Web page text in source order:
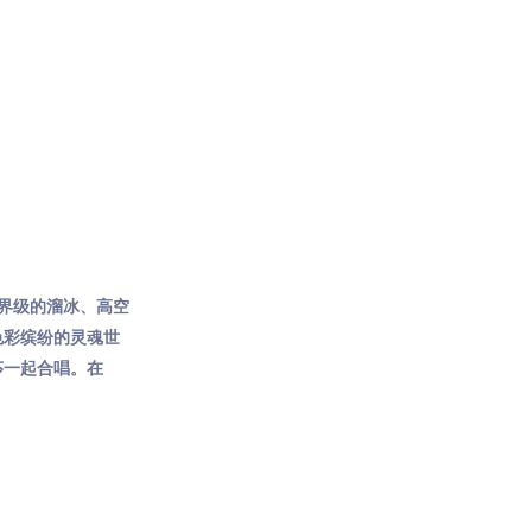
级的溜冰、高空
缤纷的灵魂世
起合唱。在